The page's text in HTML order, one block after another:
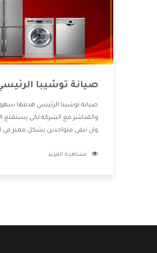
صيانة توشيبا
صيانة توشيبا الرئيسي هدفها
والمباشر مع الشركة لكى يستمتع
وان نبقى متواجدين بشكل مميز
بالخدمات التى تنفرد الشركة بها
مشاهدة المزيد